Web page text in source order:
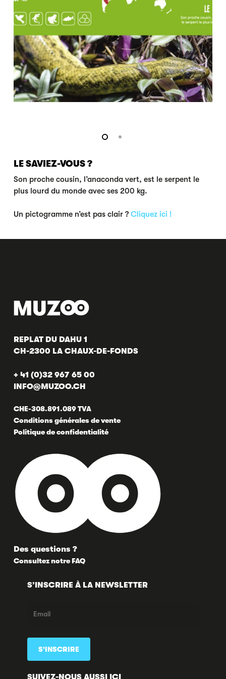
LE SAVIEZ-VOUS ?
Son proche cousin, l’anaconda vert, est le serpent le
plus lourd du monde avec ses 200 kg.
Un pictogramme n’est pas clair ? Cliquez ici !
REPLAT DU DAHU 1
CH-2300 LA CHAUX-DE-FONDS
+ 41 (0)32 967 65 00
INFO@MUZOO.CH
CHE-308.891.089 TVA
Conditions générales de vente
Politique de confidentialité
Des questions ?
Consultez notre FAQ
S’INSCRIRE À LA NEWSLETTER